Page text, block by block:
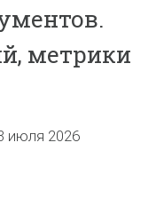
метрики
июля 2026